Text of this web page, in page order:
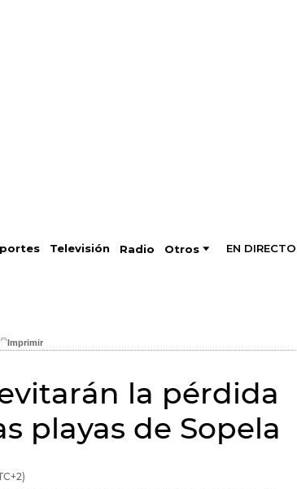
Televisión Radio Otros EN DIRECTO
la pérdida
playas de Sopela